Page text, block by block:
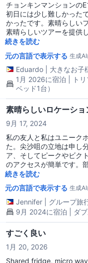
快適、かつ管理が行き届
間違いなく検討する価値
チョンキンマンションの
初日には少し難しかった
かったです。素晴らしい
素晴らしいツアーを提供
素晴らしいアドバイスを
つも新鮮な香りがしまし
のために清潔でしっかり
滞在することを強くお勧
続きを読む
元の言語で表示する 生成
Eduardo 大きなお子
1月 2026に宿泊 | ト
ベッド1台）
素晴らしいロケーショ
9月 17, 2024
私の友人と私はユニーク
た。尖沙咀の立地は申し
ア、そしてピークやビク
のアクセスが簡単です。
のが全て揃っていました
移動に関する素晴らしい
優しい宿泊施設にもかか
て私の期待を超えました
人には、ユニークホステ
続きを読む
元の言語で表示する 生成
Jennifer グループ旅
9月 2024に宿泊 | ダ
すごく良い
1月 20, 2026
Shared fridge, micro wave. No face/ hand towel, bathrobe,